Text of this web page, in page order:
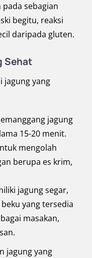
sebagian
begitu, reaksi
daripada gluten.
Sehat
jagung yang
jagung
15-20 menit.
mengolah
berupa es krim,
jagung segar,
yang tersedia
masakan,
jagung yang